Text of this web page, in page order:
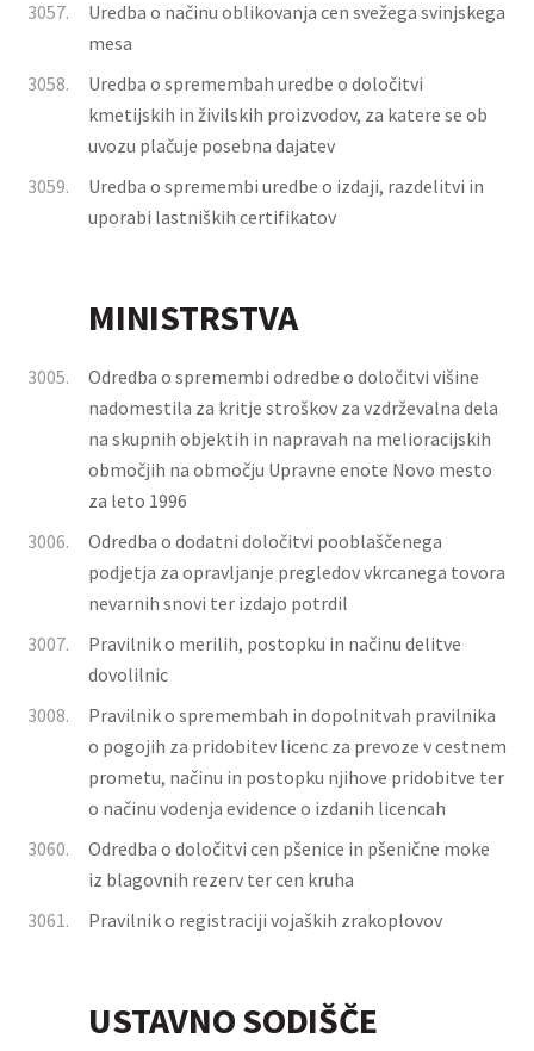
3057.
Uredba o načinu oblikovanja cen svežega svinjskega
mesa
3058.
Uredba o spremembah uredbe o določitvi
kmetijskih in živilskih proizvodov, za katere se ob
uvozu plačuje posebna dajatev
3059.
Uredba o spremembi uredbe o izdaji, razdelitvi in
uporabi lastniških certifikatov
MINISTRSTVA
3005.
Odredba o spremembi odredbe o določitvi višine
nadomestila za kritje stroškov za vzdrževalna dela
na skupnih objektih in napravah na melioracijskih
območjih na območju Upravne enote Novo mesto
za leto 1996
3006.
Odredba o dodatni določitvi pooblaščenega
podjetja za opravljanje pregledov vkrcanega tovora
nevarnih snovi ter izdajo potrdil
3007.
Pravilnik o merilih, postopku in načinu delitve
dovolilnic
3008.
Pravilnik o spremembah in dopolnitvah pravilnika
o pogojih za pridobitev licenc za prevoze v cestnem
prometu, načinu in postopku njihove pridobitve ter
o načinu vodenja evidence o izdanih licencah
3060.
Odredba o določitvi cen pšenice in pšenične moke
iz blagovnih rezerv ter cen kruha
3061.
Pravilnik o registraciji vojaških zrakoplovov
USTAVNO SODIŠČE